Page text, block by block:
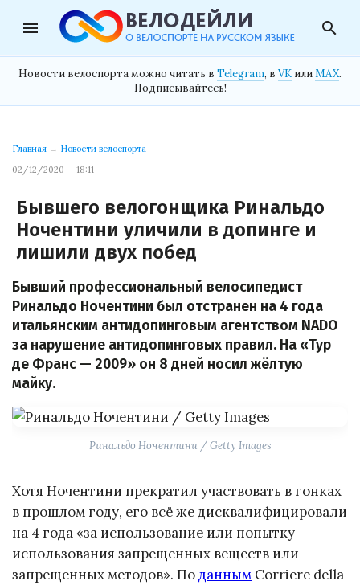
menu search
Новости велоспорта можно читать в Telegram, в VK илиMAX.
Подписывайтесь!
Главная → Новости велоспорта
02/12/2020 — 18:11
Бывшего велогонщика Ринальдо
Ночентини уличили в допинге и
лишили двух побед
Бывший профессиональный велосипедист
Ринальдо Ночентини был отстранен на 4 года
итальянским антидопинговым агентством NADO
за нарушение антидопинговых правил. На «Тур
де Франс — 2009» он 8 дней носил жёлтую
майку.
Ринальдо Ночентини / Getty Images
Хотя Ночентини прекратил участвовать в гонках
в прошлом году, его всё же дисквалифицировали
на 4 года «за использование или попытку
использования запрещенных веществ или
запрещенных методов». Поданным Corriere della